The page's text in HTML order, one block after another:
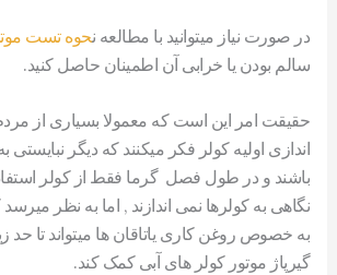
در صورت نیاز میتوانید با مطالعه نحوه تست
سالم بودن یا خرابی آن اطمینان حاصل کنید.
حقیقت امر این است که معمولا بسیاری از
اندازی اولیه کولر فکر میکنند که دیگر نبایستی
باشند و در طول فصل گرما فقط از کولر
نگاهی به کولرها نمی اندازند , اما به نظر میرسد
به خصوص روغن کاری یاتاقان ها میتواند تا حد
گیرپاژ موتور کولر های آبی کمک کند.